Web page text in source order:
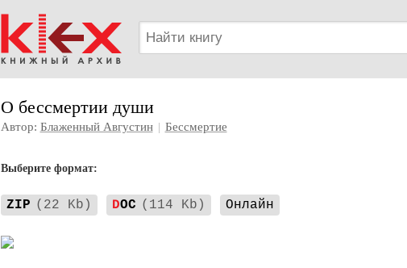
О бессмертии души
Автор: Блаженный Августин | Бессмертие
Выберите формат:
ZIP (22 Kb) DOC (114 Kb) Онлайн